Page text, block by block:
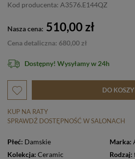
Kod producenta: A3576.E144QZ
Nasza cena: 510,00 zł
Cena detaliczna: 680,00 zł
Dostępny! Wysyłamy w 24h
DO
KUP NA RATY
SPRAWDŹ DOSTĘPNOŚĆ W SALONACH
Płeć: Damskie Marka:
Kolekcja: Ceramic Rodzaj: